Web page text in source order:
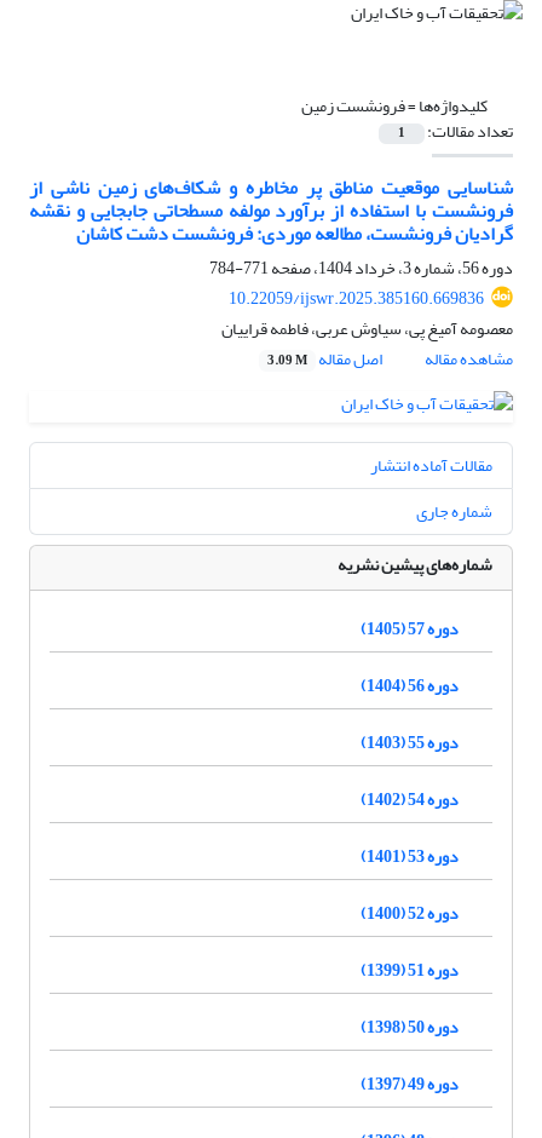
کلیدواژه‌ها =فرونشست زمین
تعداد مقالات: 1
شناسایی موقعیت مناطق پر مخاطره و شکاف‌های زمین ناشی از
فرونشست با استفاده از برآورد مولفه مسطحاتی جابجایی و نقشه
گرادیان فرونشست، مطالعه موردی: فرونشست دشت کاشان
دوره 56، شماره 3، خرداد 1404، صفحه
771-784
10.22059/ijswr.2025.385160.669836
معصومه آمیغ پی، سیاوش عربی، فاطمه قراییان
مشاهده مقاله
اصل مقاله 3.09 M
مقالات آماده انتشار
شماره جاری
شماره‌های پیشین نشریه
دوره 57 (1405)
دوره 56 (1404)
دوره 55 (1403)
دوره 54 (1402)
دوره 53 (1401)
دوره 52 (1400)
دوره 51 (1399)
دوره 50 (1398)
دوره 49 (1397)